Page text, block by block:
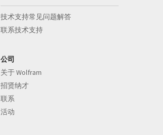
技术支持常见问题解答
联系技术支持
公司
关于 Wolfram
招贤纳才
联系
活动